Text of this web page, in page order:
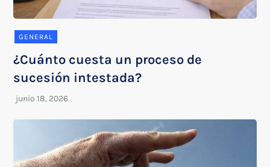
GENERAL
¿Cuánto cuesta un proceso de
sucesión intestada?